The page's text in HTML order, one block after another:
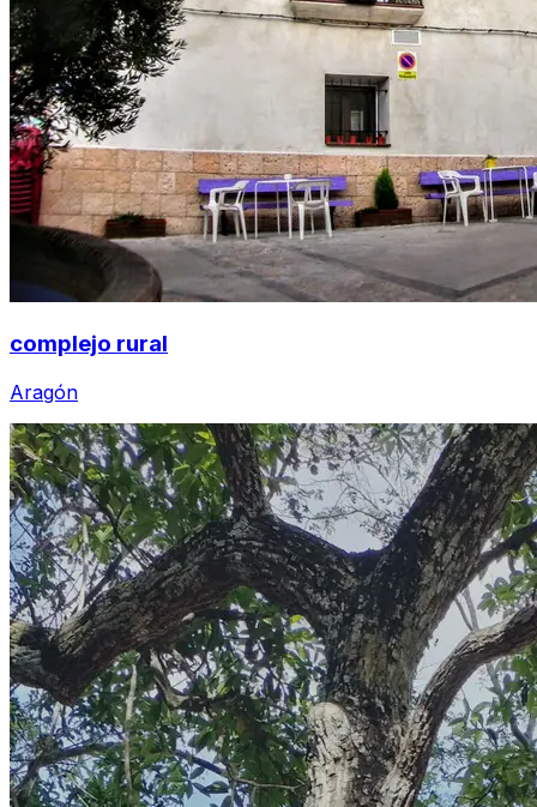
complejo rural
Aragón